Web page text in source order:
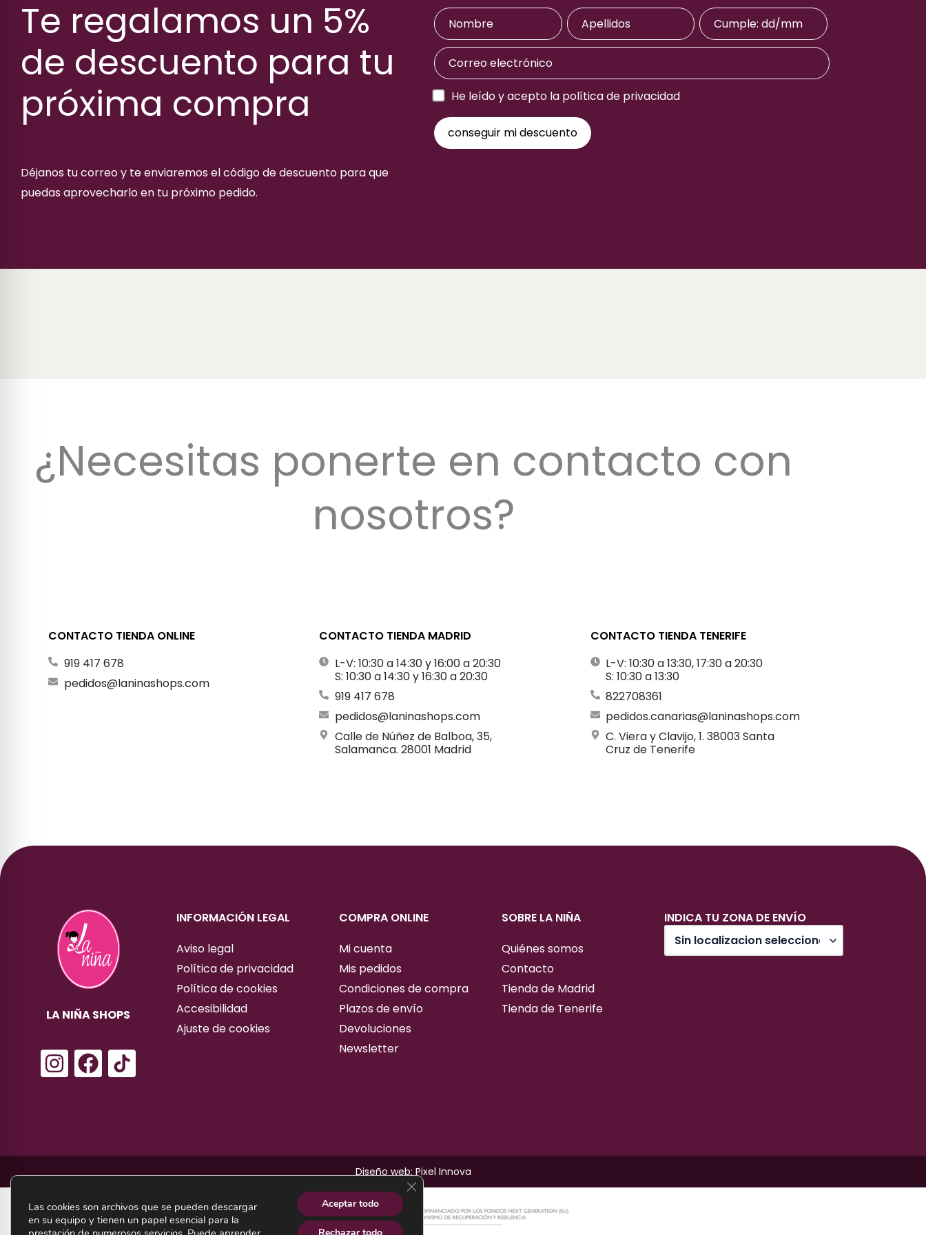
Te regalamos un 5%
de descuento para tu
próxima compra
Déjanos tu correo y te enviaremos el código de descuento para que
puedas aprovecharlo en tu próximo pedido.
He leído y acepto la política de privacidad
¿Necesitas ponerte en contacto con
nosotros?
CONTACTO TIENDA ONLINE
919 417 678
pedidos@laninashops.com
CONTACTO TIENDA MADRID
L-V: 10:30 a 14:30 y 16:00 a 20:30
S: 10:30 a 14:30 y 16:30 a 20:30
919 417 678
pedidos@laninashops.com
Calle de Núñez de Balboa, 35,
Salamanca. 28001 Madrid
CONTACTO TIENDA TENERIFE
L-V: 10:30 a 13:30, 17:30 a 20:30
S: 10:30 a 13:30
822708361
pedidos.canarias@laninashops.com
C. Viera y Clavijo, 1. 38003 Santa
Cruz de Tenerife
LA NIÑA SHOPS
I
n
g
r
a
m
F
a
o
o
k
INFORMACIÓN LEGAL
Aviso legal
Política de privacidad
Política de cookies
Accesibilidad
Ajuste de cookies
COMPRA ONLINE
Mi cuenta
Mis pedidos
Condiciones de compra
Plazos de envío
Devoluciones
Newsletter
SOBRE LA NIÑA
Quiénes somos
Contacto
Tienda de Madrid
Tienda de Tenerife
INDICA TU ZONA DE ENVÍO
Diseño web: Pixel Innova
Las cookies son archivos que se pueden descargar
en su equipo y tienen un papel esencial para la
Aceptar todo
cerrar el banner de cookies rgpd